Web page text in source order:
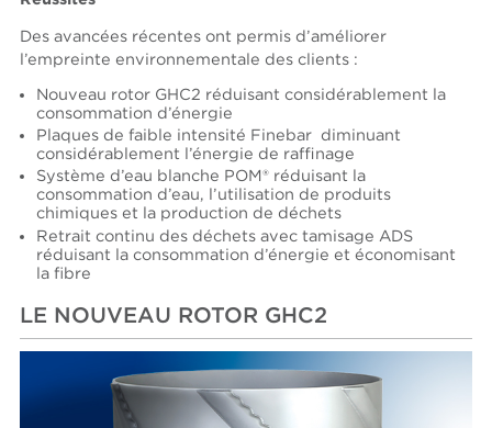
Des avancées récentes ont permis d’améliorer
l’empreinte environnementale des clients :
Nouveau rotor GHC2 réduisant considérablement la
consommation d’énergie
Plaques de faible intensité Finebar diminuant
considérablement l’énergie de raffinage
Système d’eau blanche POM® réduisant la
consommation d’eau, l’utilisation de produits
chimiques et la production de déchets
Retrait continu des déchets avec tamisage ADS
réduisant la consommation d’énergie et économisant
la fibre
LE NOUVEAU ROTOR GHC2